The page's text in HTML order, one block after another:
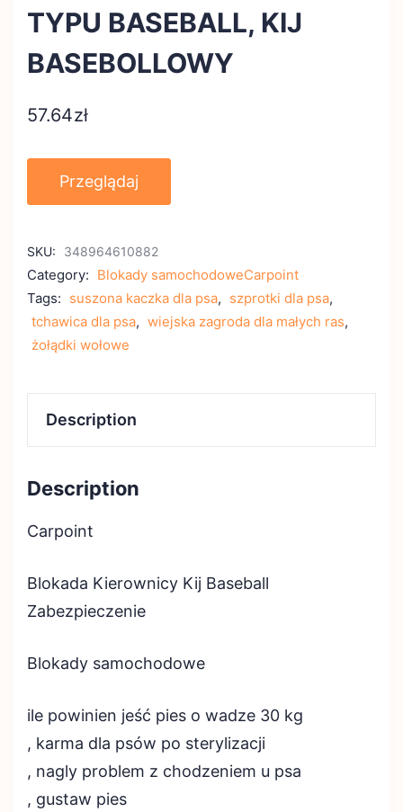
TYPU BASEBALL, KIJ
BASEBOLLOWY
57.64zł
Przeglądaj
SKU: 348964610882
Category: Blokady samochodoweCarpoint
Tags: suszona kaczka dla psa, szprotki dla psa,
tchawica dla psa, wiejska zagroda dla małych ras,
żołądki wołowe
Description
Description
Carpoint
Blokada Kierownicy Kij Baseball
Zabezpieczenie
Blokady samochodowe
ile powinien jeść pies o wadze 30 kg
, karma dla psów po sterylizacji
, nagly problem z chodzeniem u psa
, gustaw pies